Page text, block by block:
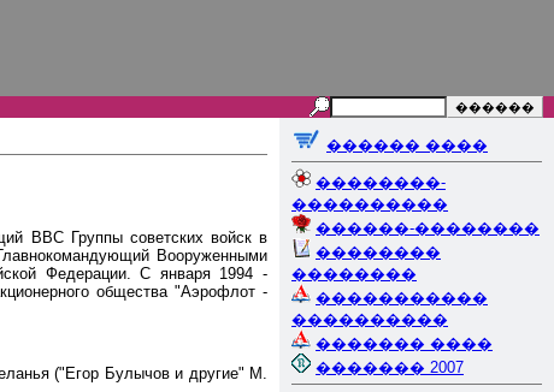
ВВС Группы советских войск в
Вооруженными
Федерации. С января 1994 -
общества "Аэрофлот -
("Егор Булычов и другие" М.
������ ����
��������-
����������
������-��������
��������
��������
�����������
����������
������� ����
������� 2007